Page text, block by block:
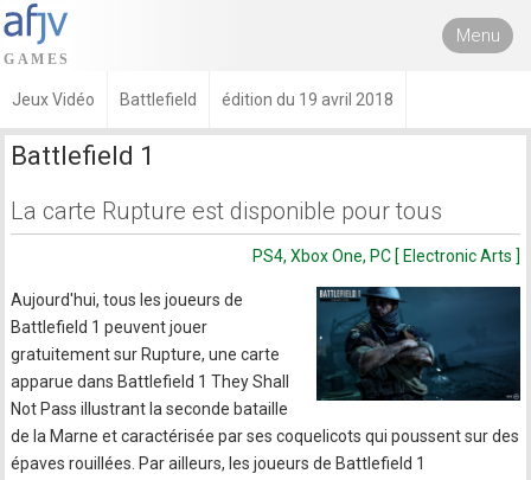
Menu
Jeux Vidéo Battlefield édition du 19 avril 2018
Battlefield 1
La carte Rupture est disponible pour tous
PS4, Xbox One, PC [ Electronic Arts ]
Aujourd'hui, tous les joueurs de
Battlefield 1 peuvent jouer
gratuitement sur Rupture, une carte
apparue dans Battlefield 1 They Shall
Not Pass illustrant la seconde bataille
de la Marne et caractérisée par ses coquelicots qui poussent sur des
épaves rouillées. Par ailleurs, les joueurs de Battlefield 1